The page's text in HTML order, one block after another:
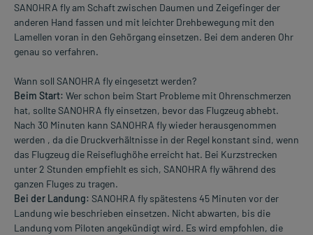
SANOHRA fly am Schaft zwischen Daumen und Zeigefinger der
anderen Hand fassen und mit leichter Drehbewegung mit den
Lamellen voran in den Gehörgang einsetzen. Bei dem anderen Ohr
genau so verfahren.
Wann soll SANOHRA fly eingesetzt werden?
Beim Start: Wer schon beim Start Probleme mit Ohrenschmerzen
hat, sollte SANOHRA fly einsetzen, bevor das Flugzeug abhebt.
Nach 30 Minuten kann SANOHRA fly wieder herausgenommen
werden , da die Druckverhältnisse in der Regel konstant sind, wenn
das Flugzeug die Reiseflughöhe erreicht hat. Bei Kurzstrecken
unter 2 Stunden empfiehlt es sich, SANOHRA fly während des
ganzen Fluges zu tragen.
Bei der Landung: SANOHRA fly spätestens 45 Minuten vor der
Landung wie beschrieben einsetzen. Nicht abwarten, bis die
Landung vom Piloten angekündigt wird. Es wird empfohlen, die